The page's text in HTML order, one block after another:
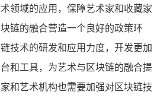
领域的应用，保障艺术家和收藏家
链的融合营造一个良好的政策环
技术的研发和应用力度，开发更加
和工具，为艺术与区块链的融合提
和艺术机构也需要加强对区块链技